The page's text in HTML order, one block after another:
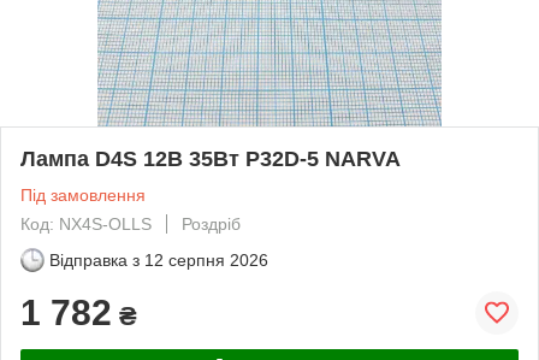
Лампа D4S 12В 35Вт P32D-5 NARVA
Під замовлення
Код: NX4S-OLLS
Роздріб
Відправка з 12 серпня 2026
1 782 ₴